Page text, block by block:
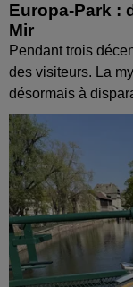
Europa-Park :
Mir
Pendant trois
des visiteurs. La
désormais à